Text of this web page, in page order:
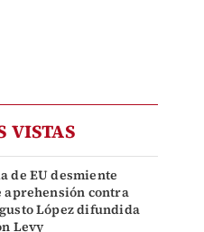
VISTAS
de EU desmiente
aprehensión contra
López difundida
Levy